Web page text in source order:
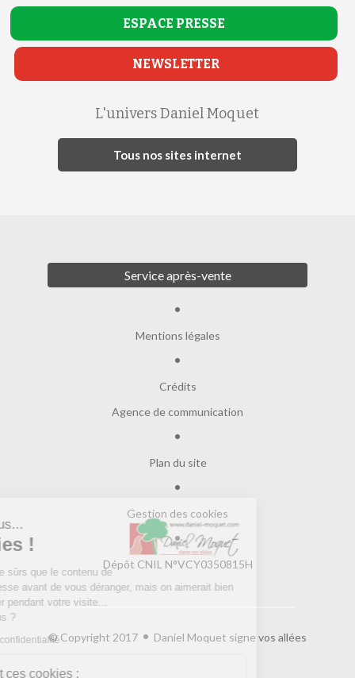
ESPACE PRESSE
NEWSLETTER
L'univers Daniel Moquet
Tous nos sites internet
Service après-vente
Mentions légales
Crédits
Agence de communication
Plan du site
Gestion des cookies
Dépôt CNIL N°VCY0350815H
© Copyright 2017 Daniel Moquet signe vos allées
Salut c'est nous...
les Cookies !
On a attendu d'être sûrs que le contenu de
ce site vous intéresse avant de vous déranger, mais on aimerait bien
vous accompagner pendant votre visite...
Lire la politique de confidentialité
À quoi servent ces cookies :